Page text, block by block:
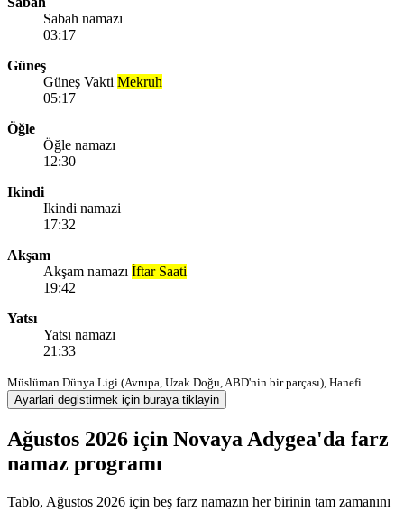
Sabah namazı
03:17
Güneş
Güneş Vakti Mekruh
05:17
Öğle
Öğle namazı
12:30
Ikindi
Ikindi namazi
17:32
Akşam
Akşam namazı İftar Saati
19:42
Yatsı
Yatsı namazı
21:33
Müslüman Dünya Ligi (Avrupa, Uzak Doğu, ABD'nin bir parçası), Hanefi
Ayarlari degistirmek için buraya tiklayin
Ağustos 2026 için Novaya Adygea'da farz
namaz programı
Tablo, Ağustos 2026 için beş farz namazın her birinin tam zamanını